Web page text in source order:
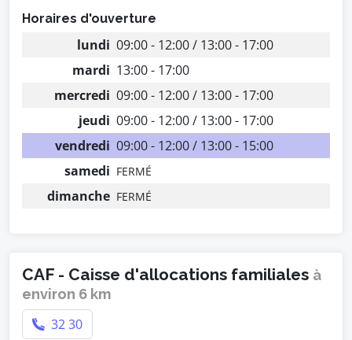
Horaires d'ouverture
lundi 09:00 - 12:00 / 13:00 - 17:00
mardi 13:00 - 17:00
mercredi 09:00 - 12:00 / 13:00 - 17:00
jeudi 09:00 - 12:00 / 13:00 - 17:00
vendredi 09:00 - 12:00 / 13:00 - 15:00
samedi FERMÉ
dimanche FERMÉ
CAF - Caisse d'allocations familiales à
environ 6 km
32 30